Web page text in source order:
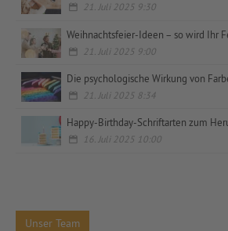
21. Juli 2025 9:30
Weihnachtsfeier-Ideen – so wird Ihr
21. Juli 2025 9:00
Die psychologische Wirkung von
21. Juli 2025 8:34
Happy-Birthday-Schriftarten zum
16. Juli 2025 10:00
Unser Team